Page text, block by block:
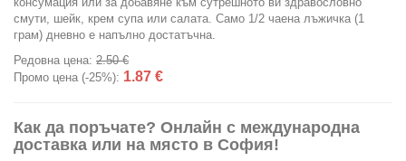
смути, шейк, крем супа или салата. Само 1/2 чаена лъжичка (1
грам) дневно е напълно достатъчна.
Редовна цена: 2.50 €
Промо цена (-25%): 1.87 €
Как да поръчате? Онлайн с международна
доставка или на място в София!